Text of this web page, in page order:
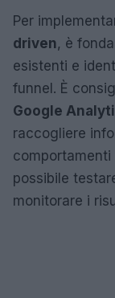
Per
driven, è
esistenti e
funnel. È
Google
raccogliere
possibile
monitorare i